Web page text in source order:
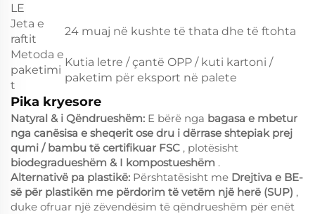
LE
Jeta e
raftit
24 muaj në kushte të thata dhe të ftohta
Metoda e
paketimi
t
Kutia letre / çantë OPP / kuti kartoni /
paketim për eksport në palete
Pika kryesore
Natyral & i Qëndrueshëm: E bërë nga bagasa e mbetur
nga canësisa e sheqerit ose dru i dërrase shtepiak prej
qumi / bambu të certifikuar FSC , plotësisht
biodegradueshëm & I kompostueshëm .
Alternativë pa plastikë: Përshtatësisht me Drejtiva e BE-
së për plastikën me përdorim të vetëm një herë (SUP) ,
duke ofruar një zëvendësim të qëndrueshëm për enët